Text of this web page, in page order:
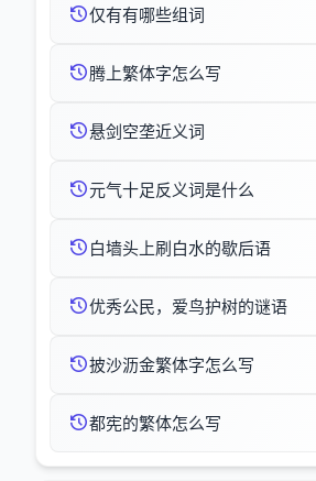
仅有有哪些组词
腾上繁体字怎么写
悬剑空垄近义词
元气十足反义词是什么
白墙头上刷白水的歇后语
优秀公民，爱鸟护树的谜语
披沙沥金繁体字怎么写
都宪的繁体怎么写